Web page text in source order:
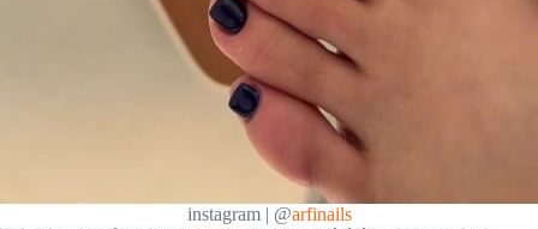
instagram | @arfinails